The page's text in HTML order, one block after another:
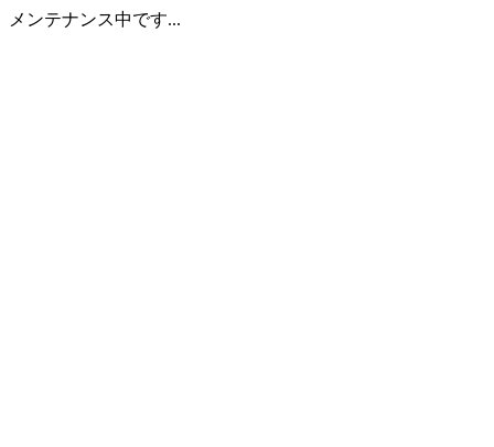
メンテナンス中です...